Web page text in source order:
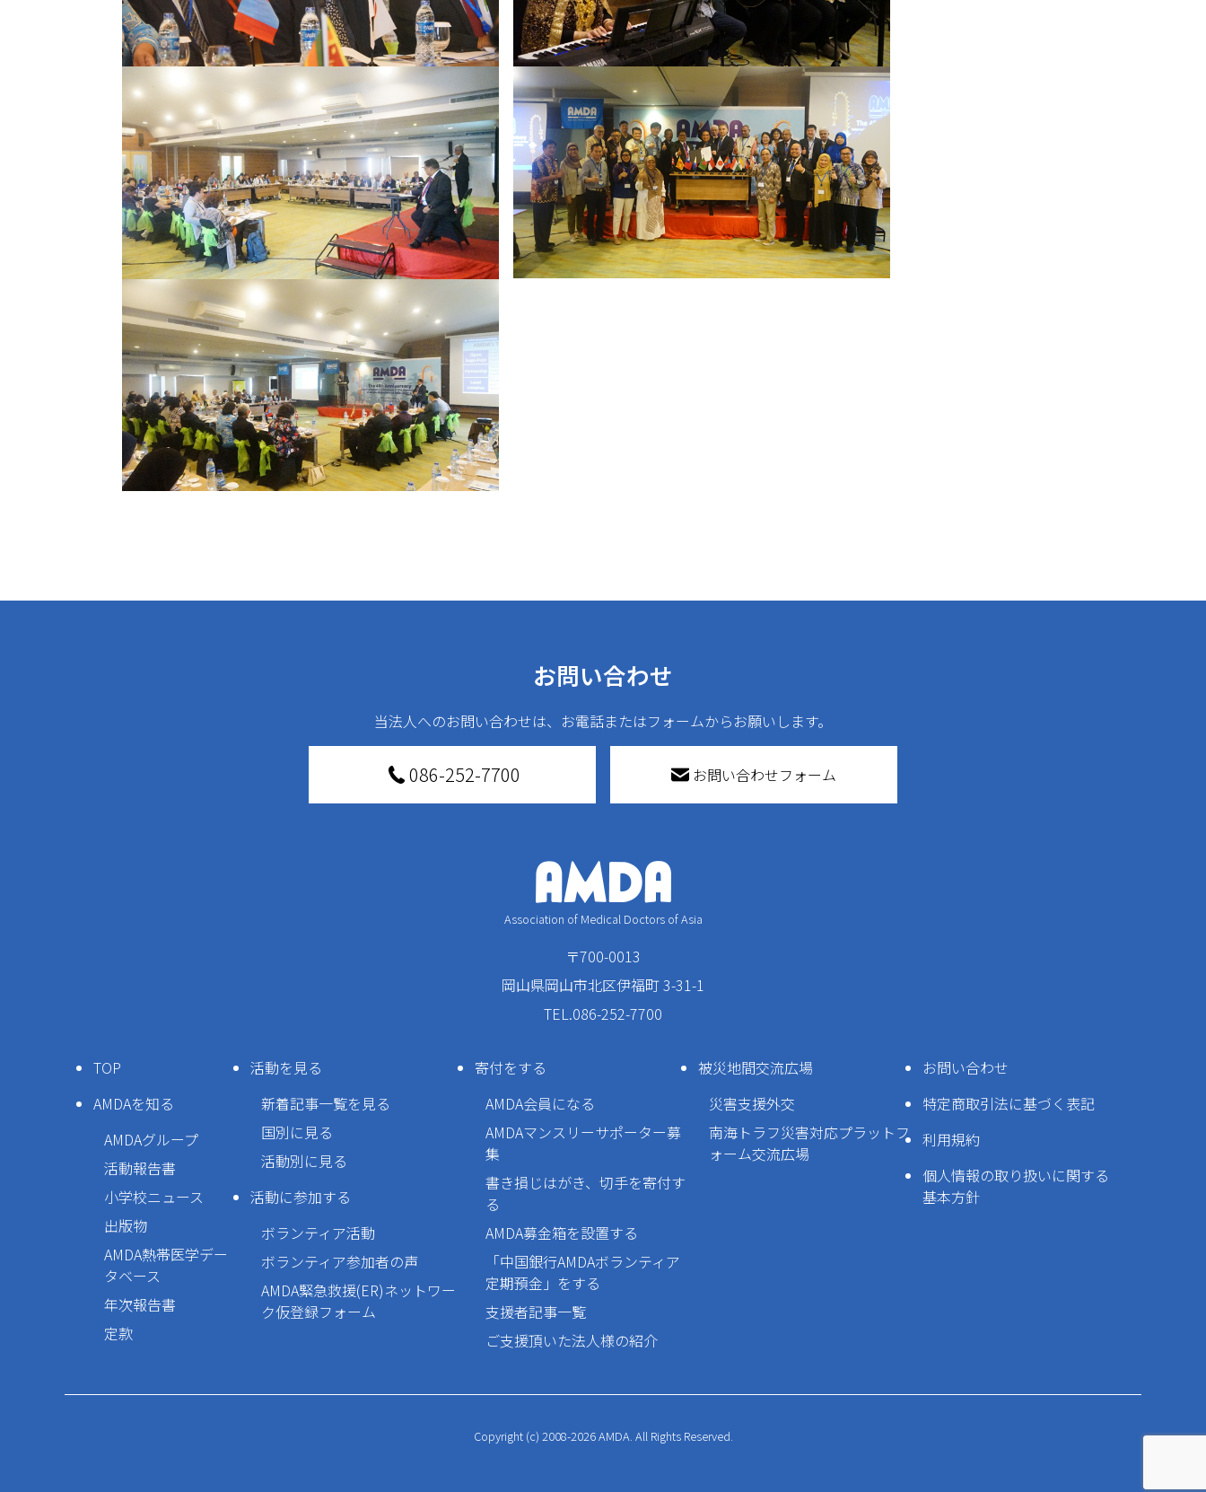
お問い合わせ
当法人へのお問い合わせは、お電話またはフォームからお願いします。
086-252-7700 お問い合わせフォーム
Association of Medical Doctors of Asia
〒700-0013
岡山県岡山市北区伊福町 3-31-1
TEL.086-252-7700
TOP
AMDAを知る
AMDAグループ
活動報告書
小学校ニュース
出版物
AMDA熱帯医学デー
タベース
年次報告書
定款
活動を見る
新着記事一覧を見る
国別に見る
活動別に見る
活動に参加する
ボランティア活動
ボランティア参加者の声
AMDA緊急救援(ER)ネットワー
ク仮登録フォーム
寄付をする
AMDA会員になる
AMDAマンスリーサポーター募
集
書き損じはがき、切手を寄付す
る
AMDA募金箱を設置する
「中国銀行AMDAボランティア
定期預金」をする
支援者記事一覧
ご支援頂いた法人様の紹介
被災地間交流広場
災害支援外交
南海トラフ災害対応プラットフ
ォーム交流広場
お問い合わせ
特定商取引法に基づく表記
利用規約
個人情報の取り扱いに関する
基本方針
Copyright (c) 2008-2026 AMDA. All Rights Reserved.